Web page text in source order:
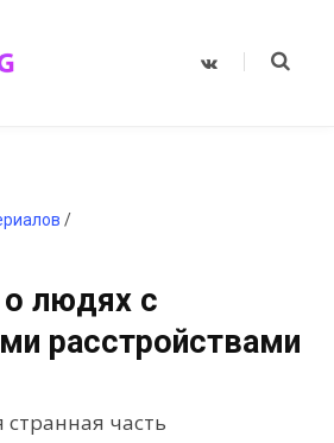
V
/
о людях с
расстройствами
часть